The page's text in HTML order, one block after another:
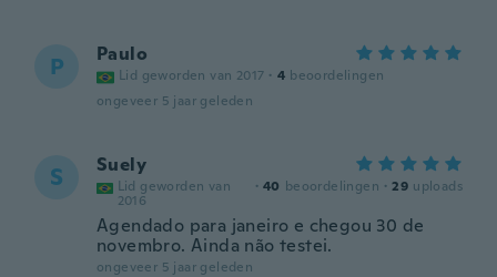
P Paulo
Lid geworden van 2017 · 4 beoordelingen
ongeveer 5 jaar geleden
S Suely
Lid geworden van
2016
· 40 beoordelingen · 29 uploads
Agendado para janeiro e chegou 30 de
novembro. Ainda não testei.
ongeveer 5 jaar geleden